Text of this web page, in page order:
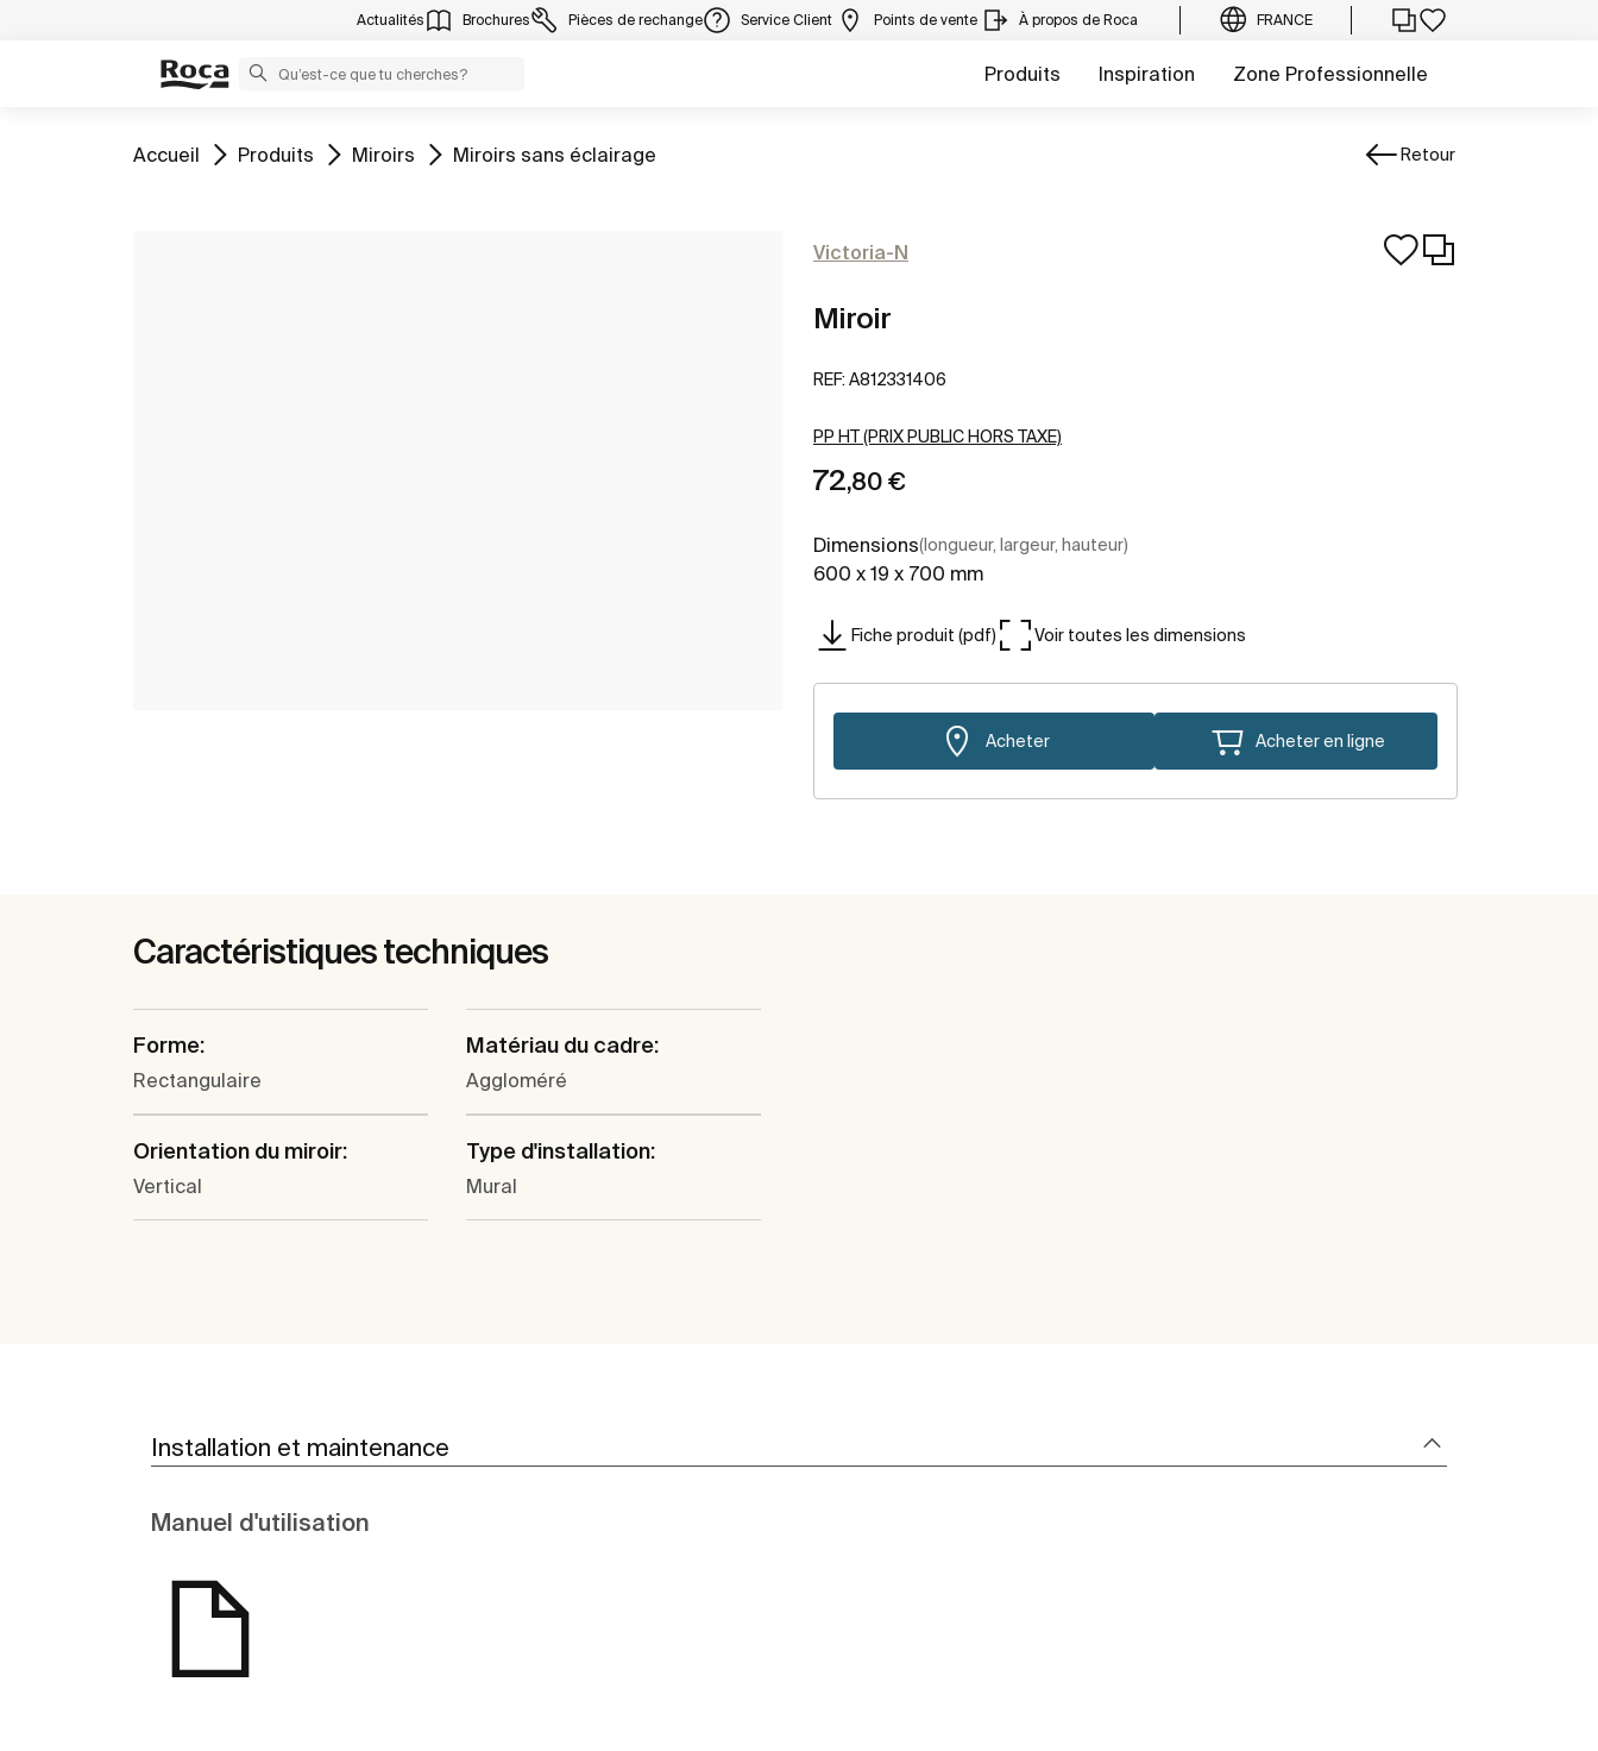
Actualités Brochures Pièces de rechange Service Client Points de vente À propos de Roca FRANCE
Produits Inspiration Zone Professionnelle
Aller à
Accueil Aller à
Produits Aller à
Miroirs Aller à
Miroirs sans éclairage Retour
Victoria-N
Miroir
REF: A812331406
PP HT (PRIX PUBLIC HORS TAXE)
72,80 €
Dimensions(longueur, largeur, hauteur)
600 x 19 x 700 mm
Fiche produit (pdf) Voir toutes les dimensions
Acheter Acheter en ligne
Caractéristiques techniques
Forme:
Rectangulaire
Matériau du cadre:
Aggloméré
Orientation du miroir:
Vertical
Type d'installation:
Mural
Installation et maintenance
Manuel d'utilisation